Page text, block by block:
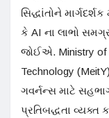
સિદ્ધાંતોને
કે AI ના લાભો
જોઈએ. Ministry of
Technology
ગવર્નન્સ માટે
પ્રતિબદ્ધતા વ્યક્ત